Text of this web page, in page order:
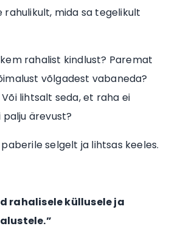
mida sa tegelikult
rahalist kindlust? Paremat
võlgadest vabaneda?
lihtsalt seda, et raha ei
ärevust?
selgelt ja lihtsas keeles.
rahalisele küllusele ja